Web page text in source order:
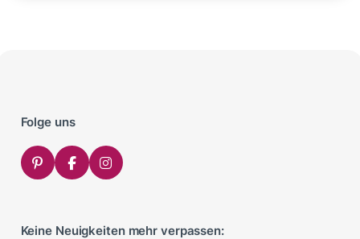
Folge uns
Keine Neuigkeiten mehr verpassen: